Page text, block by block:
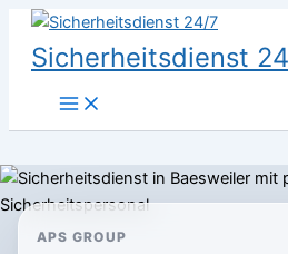
Zum
Inhalt
springen
Sicherheitsdienst
APS GROUP